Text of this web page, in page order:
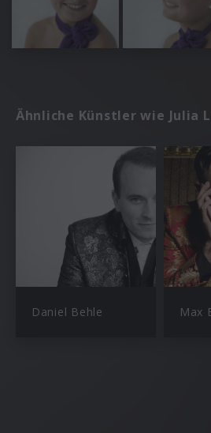
Ähnliche Künstler wie Julia
Daniel Behle